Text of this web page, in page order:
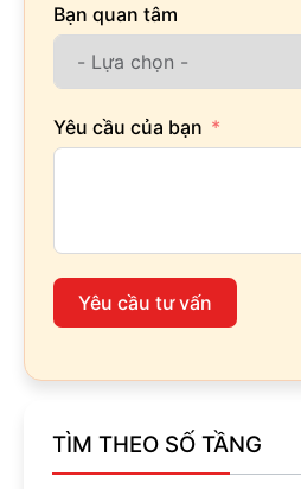
Bạn quan tâm
Yêu cầu của bạn
Yêu cầu tư vấn
TÌM THEO SỐ TẦNG